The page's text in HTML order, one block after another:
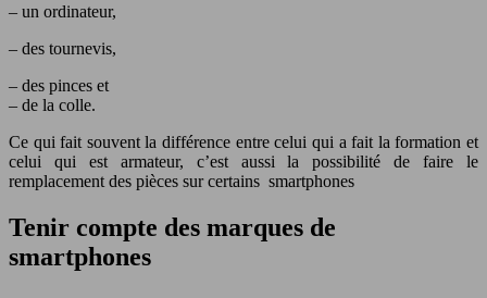
– un ordinateur,
– des tournevis,
– des pinces et
– de la colle.
Ce qui fait souvent la différence entre celui qui a fait la formation et
celui qui est armateur, c’est aussi la possibilité de faire le
remplacement des pièces sur certains smartphones
Tenir compte des marques de
smartphones